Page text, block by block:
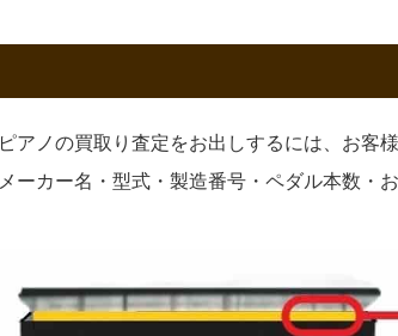
ピアノの買取り査定をお出しするには、お客
メーカー名・型式・製造番号・ペダル本数・